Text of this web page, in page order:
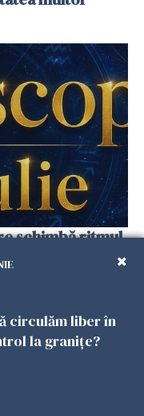
schimbă ritmul
uși
circulăm liber în
la granițe?